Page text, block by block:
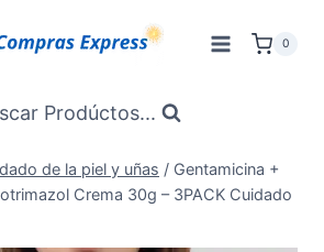
0
Prodúctos...
de la piel y uñas / Gentamicina +
Crema 30g – 3PACK Cuidado